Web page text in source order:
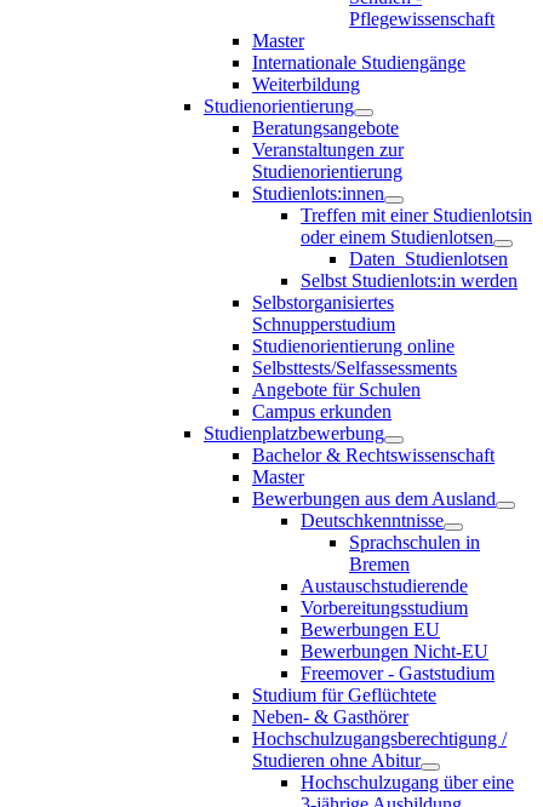
Pflegewissenschaft
Master
Internationale Studiengänge
Weiterbildung
Studienorientierung
Beratungsangebote
Veranstaltungen zur
Studienorientierung
Studienlots:innen
Treffen mit einer Studienlotsin
oder einem Studienlotsen
Daten_Studienlotsen
Selbst Studienlots:in werden
Selbstorganisiertes
Schnupperstudium
Studienorientierung online
Selbsttests/Selfassessments
Angebote für Schulen
Campus erkunden
Studienplatzbewerbung
Bachelor & Rechtswissenschaft
Master
Bewerbungen aus dem Ausland
Deutschkenntnisse
Sprachschulen in
Bremen
Austauschstudierende
Vorbereitungsstudium
Bewerbungen EU
Bewerbungen Nicht-EU
Freemover - Gaststudium
Studium für Geflüchtete
Neben- & Gasthörer
Hochschulzugangsberechtigung /
Studieren ohne Abitur
Hochschulzugang über eine